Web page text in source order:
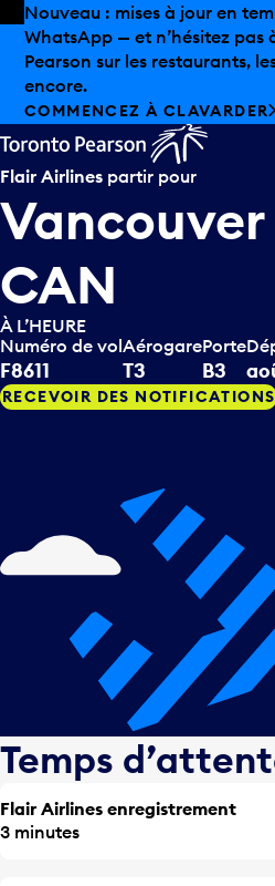
Skip to offers
Passer au contenu principal
Les aubaines estivales sont
Magasinage hors taxes,
plus encore.
DÉCOUVREZ L’ÉTÉ CHEZ
Flair Airlinespartir pour
Vancouver
CAN
À L’HEURE
Numéro de vol
F8611 T3 B3
RECEVOIR DES NOTIFICATIONS
Temps
Flair Airlines enregistrement
3 minutes